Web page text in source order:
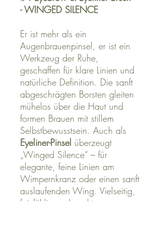
- WINGED SILENCE
Er ist mehr als ein
Augenbrauenpinsel, er ist ein
Werkzeug der Ruhe,
geschaffen für klare Linien und
natürliche Definition. Die sanft
abgeschrägten Borsten gleiten
mühelos über die Haut und
formen Brauen mit stillem
Selbstbewusstsein. Auch als
Eyeliner-Pinsel überzeugt
„Winged Silence“ – für
elegante, feine Linien am
Wimpernkranz oder einen sanft
auslaufenden Wing. Vielseitig,
feinfühlig und exakt.